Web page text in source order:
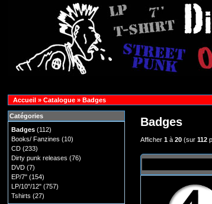
Accueil »Catalogue »Badges
Badges
Afficher1 à20 (sur112
Catégories
Badges (112)
Books/ Fanzines (10)
CD (233)
Dirty punk releases (76)
DVD (7)
EP/7" (154)
LP/10"/12" (757)
Tshirts (27)